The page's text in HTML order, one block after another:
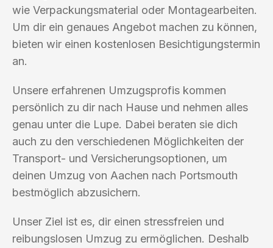
wie Verpackungsmaterial oder Montagearbeiten.
Um dir ein genaues Angebot machen zu können,
bieten wir einen kostenlosen Besichtigungstermin
an.
Unsere erfahrenen Umzugsprofis kommen
persönlich zu dir nach Hause und nehmen alles
genau unter die Lupe. Dabei beraten sie dich
auch zu den verschiedenen Möglichkeiten der
Transport- und Versicherungsoptionen, um
deinen Umzug von Aachen nach Portsmouth
bestmöglich abzusichern.
Unser Ziel ist es, dir einen stressfreien und
reibungslosen Umzug zu ermöglichen. Deshalb